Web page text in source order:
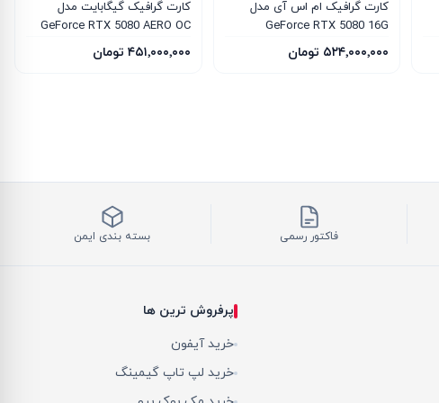
کارت گرافیک ام‌ اس‌ آی مدل
GeForce RTX 5080 16G
INSPIRE 3X OC
۵۲۴٬۰۰۰٬۰۰۰ تومان
کارت گرافیک گیگابایت مدل
GeForce RTX 5080 AERO OC
SFF 16G
۴۵۱٬۰۰۰٬۰۰۰ تومان
فاکتور رسمی بسته بندی ایمن
پرفروش ترین ها
خرید آیفون
خرید لپ تاپ گیمینگ